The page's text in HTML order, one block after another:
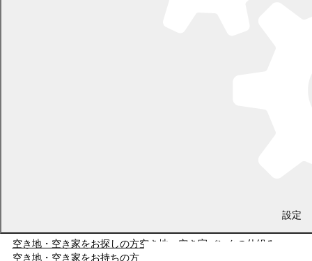
設定
空き地・空き家をお探しの方空き地・空き家バンクの仕組み
空き地・空き家をお持ちの方